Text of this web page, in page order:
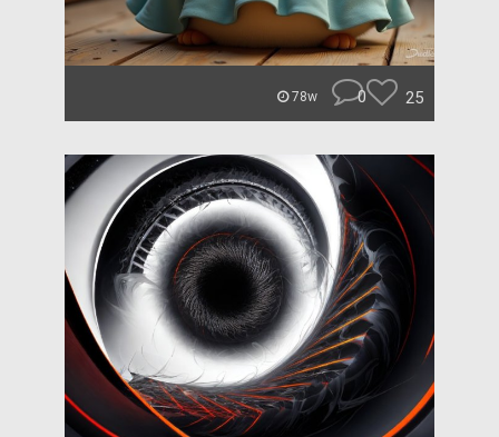
78w 0 25